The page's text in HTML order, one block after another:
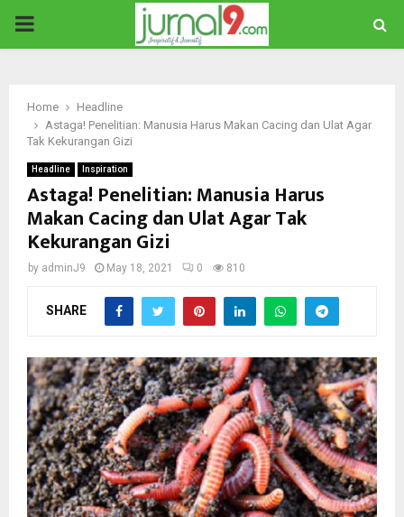
PRIMARY
Home
Headline
Astaga! Penelitian: Manusia Harus Makan Cacing dan Ulat Agar
Tak Kekurangan Gizi
Headline Inspiration
Astaga! Penelitian: Manusia Harus
Makan Cacing dan Ulat Agar Tak
Kekurangan Gizi
by adminJ9 May 18, 2021 0 810
SHARE